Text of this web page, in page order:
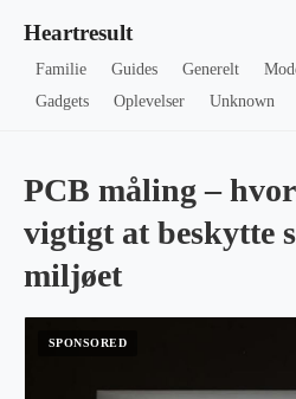
Heartresult
Familie Guides Generelt
Gadgets
Oplevelser Unknown
PCB måling –
vigtigt at beskytte
miljøet